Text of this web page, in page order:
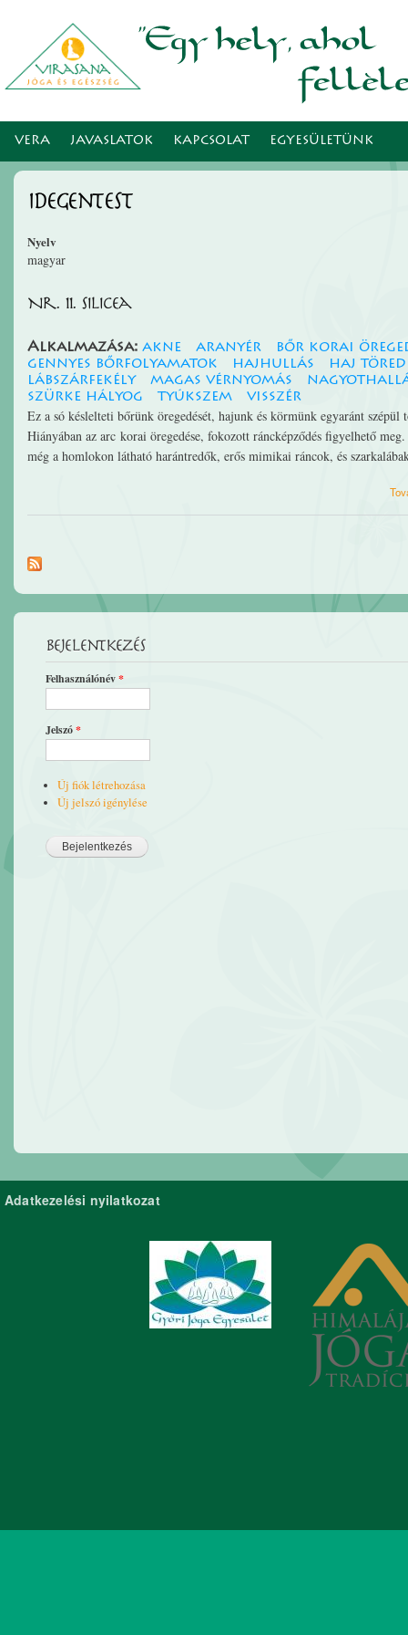
VERA JAVASLATOK KAPCSOLAT EGYESÜLETÜNK
idegentest
Nyelv
magyar
Nr. 11. Silicea
Alkalmazása: akne aranyér
bőr korai
gennyes bőrfolyamatok
hajhullás
haj
lábszárfekély
magas vérnyomás
szürke hályog
tyúkszem visszér
Ez a só késlelteti bőrünk öregedését, hajunk és körmünk egyaránt
Hiányában az arc korai öregedése, fokozott ráncképződés figyelhető
még a homlokon látható harántredők, erős mimikai ráncok, és
Bejelentkezés
Felhasználónév*
Jelszó*
Új fiók létrehozása
Új jelszó igénylése
Adatkezelési nyilatkozat